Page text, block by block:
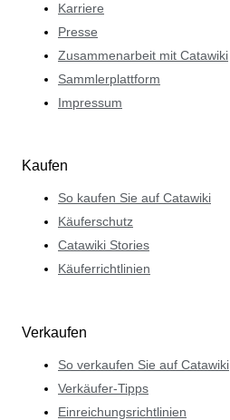
Karriere
Presse
Zusammenarbeit mit Catawiki
Sammlerplattform
Impressum
Kaufen
So kaufen Sie auf Catawiki
Käuferschutz
Catawiki Stories
Käuferrichtlinien
Verkaufen
So verkaufen Sie auf Catawiki
Verkäufer-Tipps
Einreichungsrichtlinien